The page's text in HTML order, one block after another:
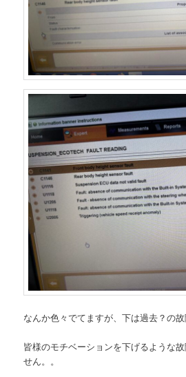
なんか色々でてますが、下は過去？の故
皆様のモチベーションを下げるような
せん。。